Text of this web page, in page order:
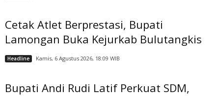
Cetak Atlet Berprestasi, Bupati
Lamongan Buka Kejurkab Bulutangkis
Headline Kamis, 6 Agustus 2026, 18:09 WIB
Bupati Andi Rudi Latif Perkuat SDM,